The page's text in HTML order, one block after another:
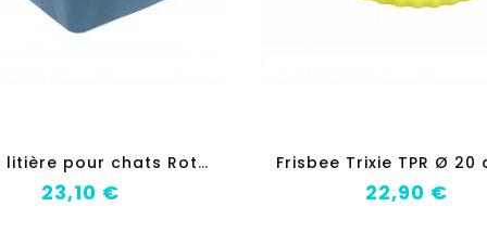
B
ac à litière pour chats Rotho My Pet Bonnie Eco 56 x 17 x 40 cm Bleu/Blanc
Prix
23,10 €
Prix
22,90 €